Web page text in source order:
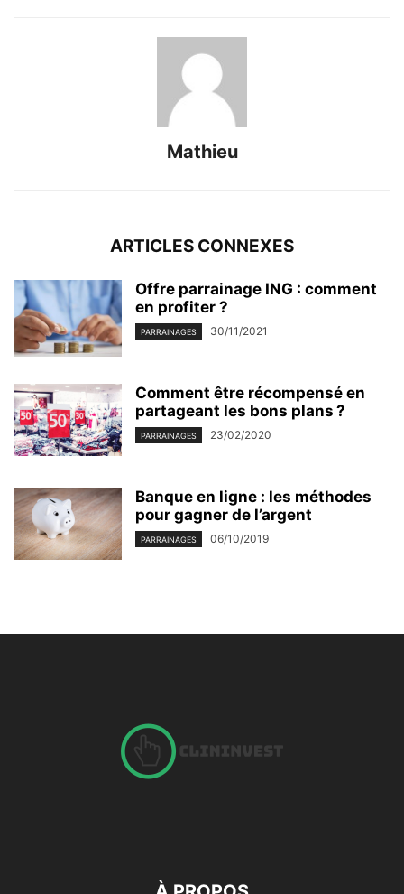
Mathieu
ARTICLES CONNEXES
Offre parrainage ING : comment
en profiter ?
PARRAINAGES 30/11/2021
Comment être récompensé en
partageant les bons plans ?
PARRAINAGES 23/02/2020
Banque en ligne : les méthodes
pour gagner de l’argent
PARRAINAGES 06/10/2019